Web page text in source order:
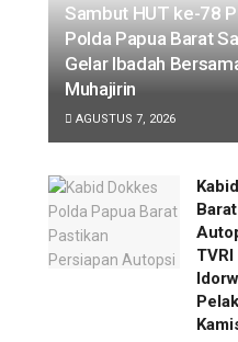
Sambut HUT ke-78
Polda Papua Barat
Gelar Ibadah
Muhajirin
AGUSTUS 7, 2026